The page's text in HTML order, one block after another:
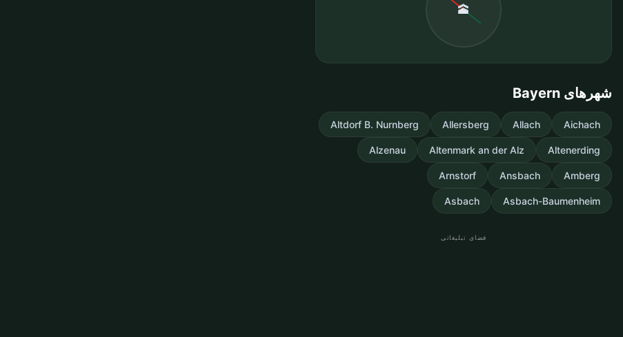
🕋
شهرهای Bayern
Aichach
Allach
Allersberg
Altdorf B. Nurnberg
Altenerding
Altenmark an der Alz
Alzenau
Amberg
Ansbach
Arnstorf
Asbach-Baumenheim
Asbach
فضای تبلیغاتی